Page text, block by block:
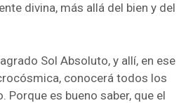
divina, más allá del bien y del
Sol Absoluto, y allí, en ese
conocerá todos los
Porque es bueno saber, que el